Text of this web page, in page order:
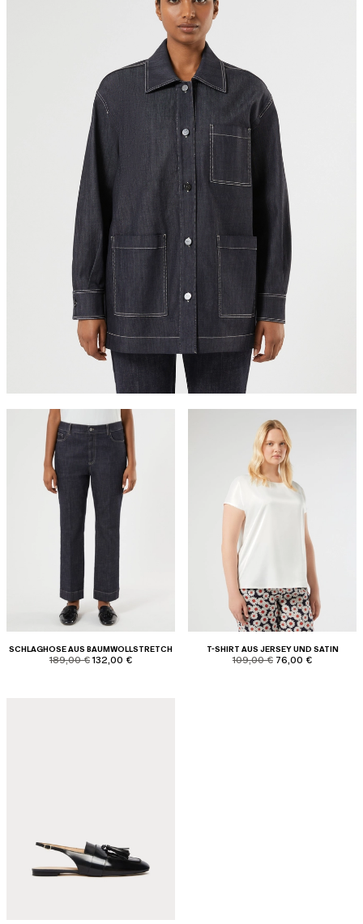
SCHLAGHOSE AUS BAUMWOLLSTRETCH
product.price.original
189,00 €product.price.sale
132,00 €
T-SHIRT AUS JERSEY UND SATIN
product.price.original
109,00 € product.price.sale
76,00 €